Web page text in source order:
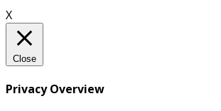
X
Close
Privacy Overview